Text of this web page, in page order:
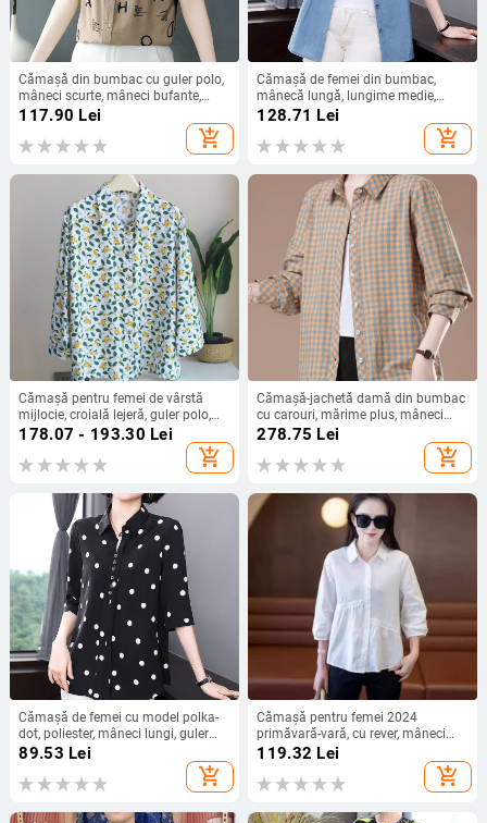
Cămașă din bumbac cu guler polo,
mâneci scurte, mâneci bufante,
imprimeu cu text, stil cardigan
117.90 Lei
add_shopping_cart
Cămașă de femei din bumbac,
mânecă lungă, lungime medie,
broderie, stil cardigan
128.71 Lei
add_shopping_cart
Cămașă pentru femei de vârstă
mijlocie, croială lejeră, guler polo,
fără mâneci, luciu mătăsos, nasturi
178.07 - 193.30 Lei
add_shopping_cart
Cămașă-jachetă damă din bumbac
cu carouri, mărime plus, mâneci
lungi, primăvară-toamnă, pentru
femei de vârstă mijlocie și în vârstă
278.75 Lei
add_shopping_cart
Cămașă de femei cu model polka-
dot, poliester, mâneci lungi, guler
înalt, croială lejeră
89.53 Lei
add_shopping_cart
Cămașă pentru femei 2024
primăvară-vară, cu rever, mâneci
3/4, stil office
119.32 Lei
add_shopping_cart